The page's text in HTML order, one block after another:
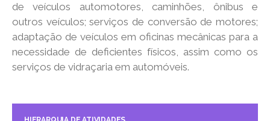
de veículos automotores, caminhões, ônibus e
outros veículos; serviços de conversão de motores;
adaptação de veículos em oficinas mecânicas para a
necessidade de deficientes físicos, assim como os
serviços de vidraçaria em automóveis.